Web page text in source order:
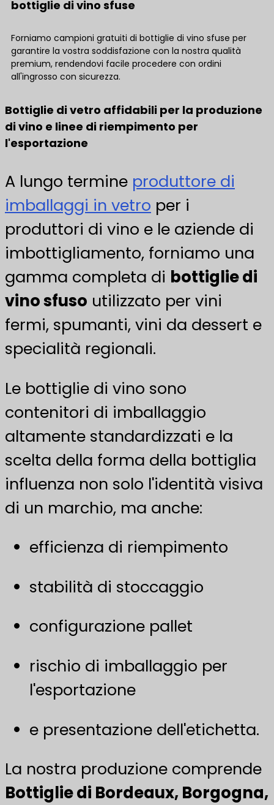
bottiglie di vino sfuse
Forniamo campioni gratuiti di bottiglie di vino sfuse per
garantire la vostra soddisfazione con la nostra qualità
premium, rendendovi facile procedere con ordini
all'ingrosso con sicurezza.
Bottiglie di vetro affidabili per la produzione
di vino e linee di riempimento per
l'esportazione
A lungo termine produttore di
imballaggi in vetro per i
produttori di vino e le aziende di
imbottigliamento, forniamo una
gamma completa di bottiglie di
vino sfuso utilizzato per vini
fermi, spumanti, vini da dessert e
specialità regionali.
Le bottiglie di vino sono
contenitori di imballaggio
altamente standardizzati e la
scelta della forma della bottiglia
influenza non solo l'identità visiva
di un marchio, ma anche:
efficienza di riempimento
stabilità di stoccaggio
configurazione pallet
rischio di imballaggio per
l'esportazione
e presentazione dell'etichetta.
La nostra produzione comprende
Bottiglie di Bordeaux, Borgogna,